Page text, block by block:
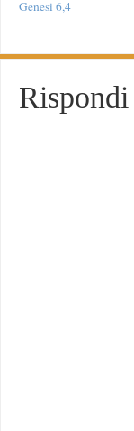
Genesi 6,4
Rispondi